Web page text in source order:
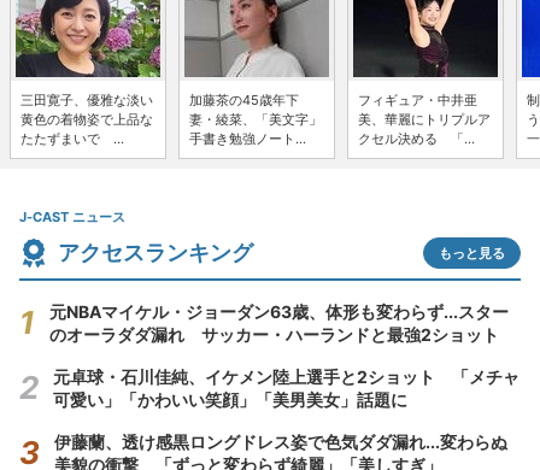
三田寛子、優雅な淡い
黄色の着物姿で上品な
たたずまいで ...
加藤茶の45歳年下
妻・綾菜、「美文字」
手書き勉強ノート...
フィギュア・中井亜
美、華麗にトリプルア
クセル決める 「...
J-CAST ニュース
アクセスランキング もっと見る
元NBAマイケル・ジョーダン63歳、体形も変わらず...スター
のオーラダダ漏れ サッカー・ハーランドと最強2ショット
元卓球・石川佳純、イケメン陸上選手と2ショット 「メチャ
可愛い」「かわいい笑顔」「美男美女」話題に
伊藤蘭、透け感黒ロングドレス姿で色気ダダ漏れ...変わらぬ
美貌の衝撃 「ずっと変わらず綺麗」「美しすぎ」